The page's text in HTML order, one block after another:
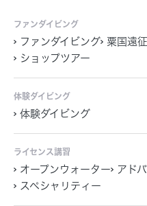
ファンダイビング
ファンダイビング 粟国遠
ショップツアー
体験ダイビング
体験ダイビング
ライセンス講習
オープンウォーター アド
スペシャリティー